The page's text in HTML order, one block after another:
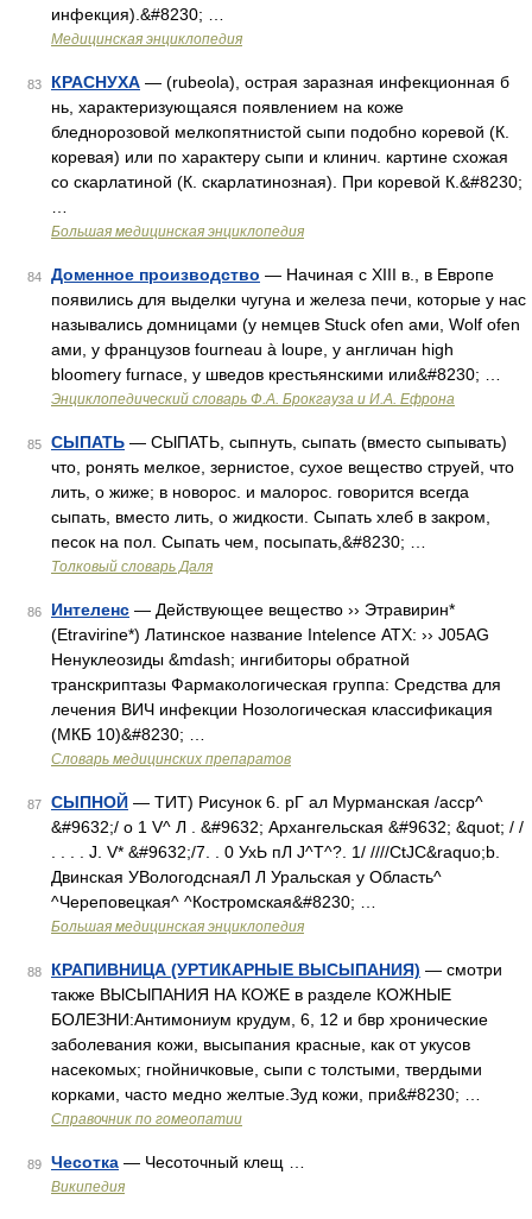
инфекция).&#8230; …
Медицинская энциклопедия
83 КРАСНУХА — (rubeola), острая заразная инфекционная б
нь, характеризующаяся появлением на коже
бледнорозовой мелкопятнистой сыпи подобно коревой (К.
коревая) или по характеру сыпи и клинич. картине схожая
со скарлатиной (К. скарлатинозная). При коревой К.&#8230;
Большая медицинская энциклопедия
84 Доменное производство — Начиная с XIII в., в Европе
появились для выделки чугуна и железа печи, которые у нас
назывались домницами (у немцев Stuck ofen ами, Wolf ofen
ами, y французов fourneau à loupe, у англичан high
bloomery furnace, у шведов крестьянскими или&#8230; …
Энциклопедический словарь Ф.А. Брокгауза и И.А. Ефрона
85 СЫПАТЬ — СЫПАТЬ, сыпнуть, сыпать (вместо сыпывать)
что, ронять мелкое, зернистое, сухое вещество струей, что
лить, о жиже; в новорос. и малорос. говорится всегда
сыпать, вместо лить, о жидкости. Сыпать хлеб в закром,
песок на пол. Сыпать чем, посыпать,&#8230; …
Толковый словарь Даля
86 Интеленс — Действующее вещество ›› Этравирин*
(Etravirine*) Латинское название Intelence АТХ: ›› J05AG
Ненуклеозиды &mdash; ингибиторы обратной
транскриптазы Фармакологическая группа: Средства для
лечения ВИЧ инфекции Нозологическая классификация
(МКБ 10)&#8230; …
Словарь медицинских препаратов
87 СЫПНОЙ — ТИТ) Рисунок 6. рГ ал Мурманская /асср^
&#9632;/ о 1 V^ Л . &#9632; Архангельская &#9632; &quot; / /
. . . . J. V* &#9632;/7. . 0 УхЬ пЛ J^T^?. 1/ ////CtJC&raquo;b.
Двинская УВологодснаяЛ Л Уральская у Область^
^Череповецкая^ ^Костромская&#8230; …
Большая медицинская энциклопедия
88 КРАПИВНИЦА (УРТИКАРНЫЕ ВЫСЫПАНИЯ) — смотри
также ВЫСЫПАНИЯ НА КОЖЕ в разделе КОЖНЫЕ
БОЛЕЗНИ:Антимониум крудум, 6, 12 и бвр хронические
заболевания кожи, высыпания красные, как от укусов
насекомых; гнойничковые, сыпи с толстыми, твердыми
корками, часто медно желтые.Зуд кожи, при&#8230; …
Справочник по гомеопатии
89 Чесотка — Чесоточный клещ …
Википедия